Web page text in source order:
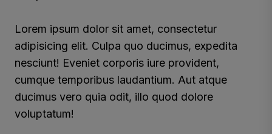
Lorem ipsum dolor sit amet, consectetur
adipisicing elit. Culpa quo ducimus, expedita
nesciunt! Eveniet corporis iure provident,
cumque temporibus laudantium. Aut atque
ducimus vero quia odit, illo quod dolore
voluptatum!